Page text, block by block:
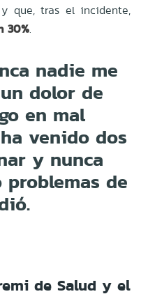
que, tras el incidente,
30%.
nadie me
dolor de
en mal
venido dos
y nunca
de
de Salud y el